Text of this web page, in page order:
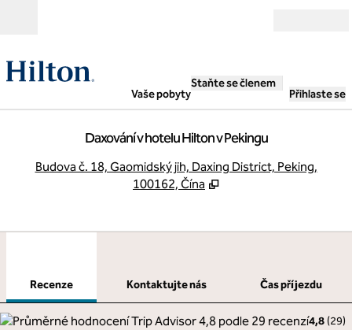
Vaše pobyty
Staňte se členem
Přihlaste se
Daxování v hotelu Hilton v Pekingu
Budova č. 18, Gaomidský jih, Daxing District, Peking,
100162, Čína
Recenze Kontaktujte nás
Čas příjezdu
4,8 (29)